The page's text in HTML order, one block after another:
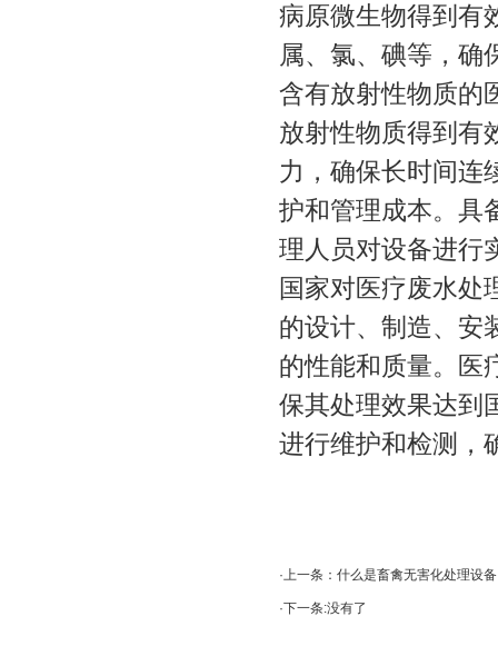
病原微生物得到有
属、氯、碘等，确
含有放射性物质的
放射性物质得到有
力，确保长时间连
护和管理成本。具
理人员对设备进行
国家对医疗废水处
的设计、制造、安
的性能和质量。医
保其处理效果达到
进行维护和检测，
·上一条： 什么是畜禽无害化处理设
·下一条:没有了